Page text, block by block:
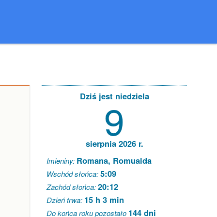
Dziś jest niedziela
9
sierpnia 2026 r.
Imieniny: Romana, Romualda
Wschód słońca:5:09
Zachód słońca:20:12
Dzień trwa: 15 h 3 min
Do końca roku pozostało 144 dni